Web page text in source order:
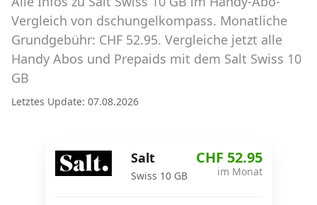
Abos für Tablets, Hotspots und Smart
Watches
Tarifrechner Handy-Abo
Alle Anbieter
Mobilfunknetz Schweiz
Vergleich von dschungelkompass. Monatliche
Grundgebühr: CHF 52.95. Vergleiche jetzt alle
Handy Abos und Prepaids mit dem Salt Swiss 10
GB
Letztes Update: 07.08.2026
Salt
Swiss 10 GB
CHF 52.95
im Monat